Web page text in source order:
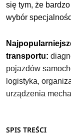
się tym, że
wybór
transportu:
pojazdów
logistyka,
urządzenia
SPIS TREŚCI